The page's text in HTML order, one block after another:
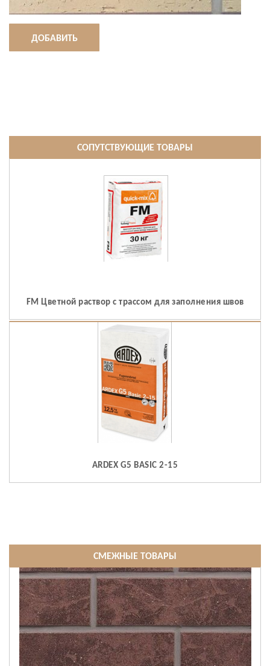
ДОБАВИТЬ
СОПУТСТВУЮЩИЕ ТОВАРЫ
FM Цветной раствор с трассом для заполнения швов
ARDEX G5 BASIC 2-15
СМЕЖНЫЕ ТОВАРЫ